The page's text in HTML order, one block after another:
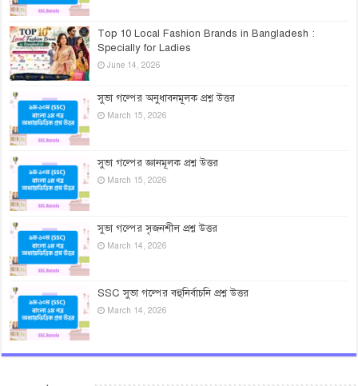
Top 10 Local Fashion Brands in Bangladesh :
Specially for Ladies
June 14, 2026
সুভা গল্পের অনুধাবনমূলক প্রশ্ন উত্তর
March 15, 2026
সুভা গল্পের জ্ঞানমূলক প্রশ্ন উত্তর
March 15, 2026
সুভা গল্পের সৃজনশীল প্রশ্ন উত্তর
March 14, 2026
SSC সুভা গল্পের বহুনির্বাচনি প্রশ্ন উত্তর
March 14, 2026